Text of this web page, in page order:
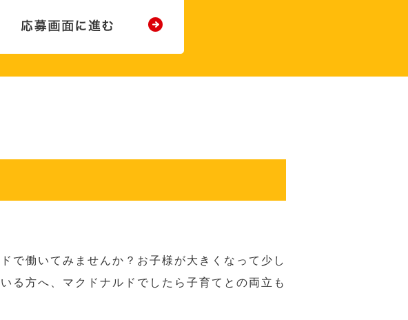
で働いてみませんか？お子様が大きくなって少し
る方へ、マクドナルドでしたら子育てとの両立も